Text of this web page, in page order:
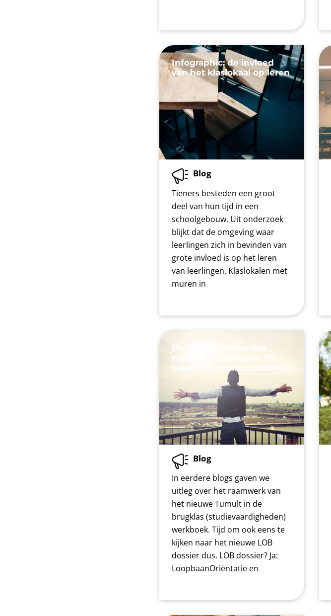
Infographic: de invloed
van het klaslokaal op leren
Blog
Tieners besteden een groot
deel van hun tijd in een
schoolgebouw. Uit onderzoek
blijkt dat de omgeving waar
leerlingen zich in bevinden van
grote invloed is op het leren
van leerlingen. Klaslokalen met
muren in
De theorie achter het
nieuwe LOB-dossier #1:
lessen en thuisopdrachten
Blog
In eerdere blogs gaven we
uitleg over het raamwerk van
het nieuwe Tumult in de
brugklas (studievaardigheden)
werkboek. Tijd om ook eens te
kijken naar het nieuwe LOB
dossier dus. LOB dossier? Ja:
LoopbaanOriëntatie en